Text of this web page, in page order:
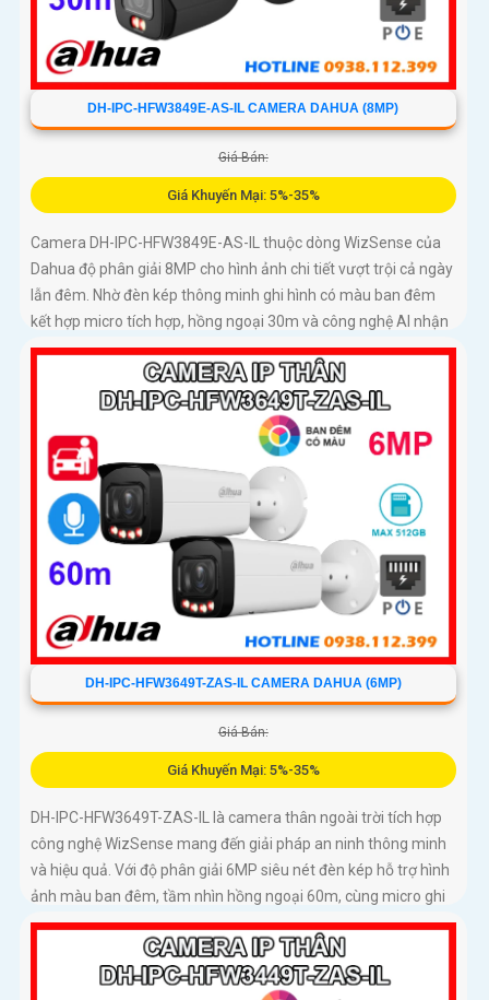
DH-IPC-HFW3849E-AS-IL CAMERA DAHUA (8MP)
Giá Bán:
Giá Khuyến Mại: 5%-35%
Camera DH-IPC-HFW3849E-AS-IL thuộc dòng WizSense của
Dahua độ phân giải 8MP cho hình ảnh chi tiết vượt trội cả ngày
lẫn đêm. Nhờ đèn kép thông minh ghi hình có màu ban đêm
kết hợp micro tích hợp, hồng ngoại 30m và công nghệ AI nhận
diện chính xác người và xe, giúp tăng cường bảo mật hiệu quả
DH-IPC-HFW3649T-ZAS-IL CAMERA DAHUA (6MP)
Giá Bán:
Giá Khuyến Mại: 5%-35%
DH-IPC-HFW3649T-ZAS-IL là camera thân ngoài trời tích hợp
công nghệ WizSense mang đến giải pháp an ninh thông minh
và hiệu quả. Với độ phân giải 6MP siêu nét đèn kép hỗ trợ hình
ảnh màu ban đêm, tầm nhìn hồng ngoại 60m, cùng micro ghi
âm và khả năng nhận diện chính xác người và xe, camera đảm
bảo giám sát chuẩn xác 24/7 hỗ trợ POE, khe thẻ nhớ lên đến
512GB và chuẩn chống nước IP67